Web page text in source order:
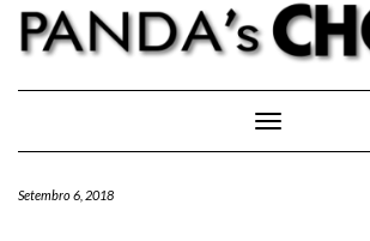
Skip
content
Toggle
Setembro 6, 2018